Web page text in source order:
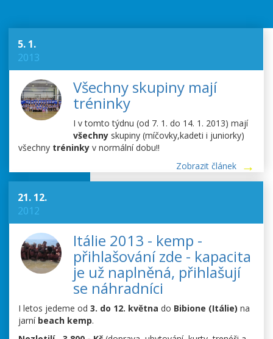
5. 1.
2013
Všechny skupiny mají
tréninky
I v tomto týdnu (od 7. 1. do 14. 1. 2013) mají
všechnyskupiny (míčovky,kadeti i juniorky)
všechny tréninky v normální dobu!!
Zobrazit článek
21. 12.
2012
Itálie 2013 - kemp -
přihlašování zde - kapacita
je už naplněná, přihlašují
se náhradníci
I letos jedeme od 3. do 12. května do Bibione (Itálie) na
jarní beach kemp.